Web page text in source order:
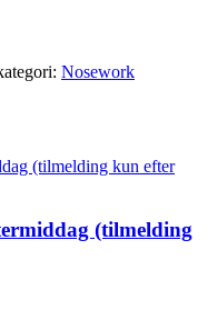
Nosework
(tilmelding